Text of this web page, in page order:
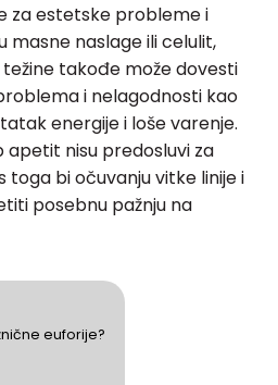
za estetske probleme i
masne naslage ili celulit,
takođe može dovesti
i nelagodnosti kao
energije i loše varenje.
apetit nisu predosluvi za
toga bi očuvanju vitke linije i
posebnu pažnju na
euforije?